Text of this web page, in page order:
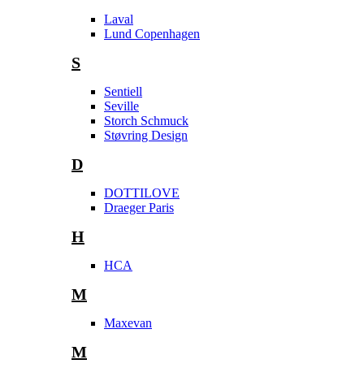
Laval
Lund Copenhagen
S
Sentiell
Seville
Storch Schmuck
Støvring Design
D
DOTTILOVE
Draeger Paris
H
HCA
M
Maxevan
M